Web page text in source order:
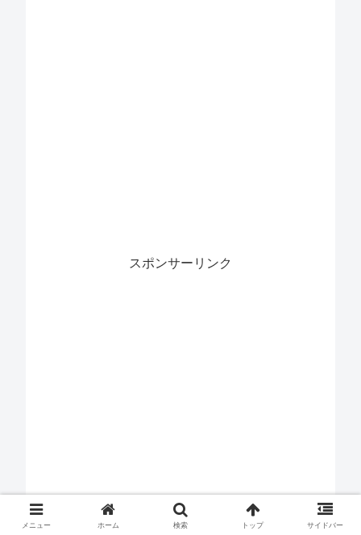
スポンサーリンク
メニュー ホーム 検索 トップ サイドバー